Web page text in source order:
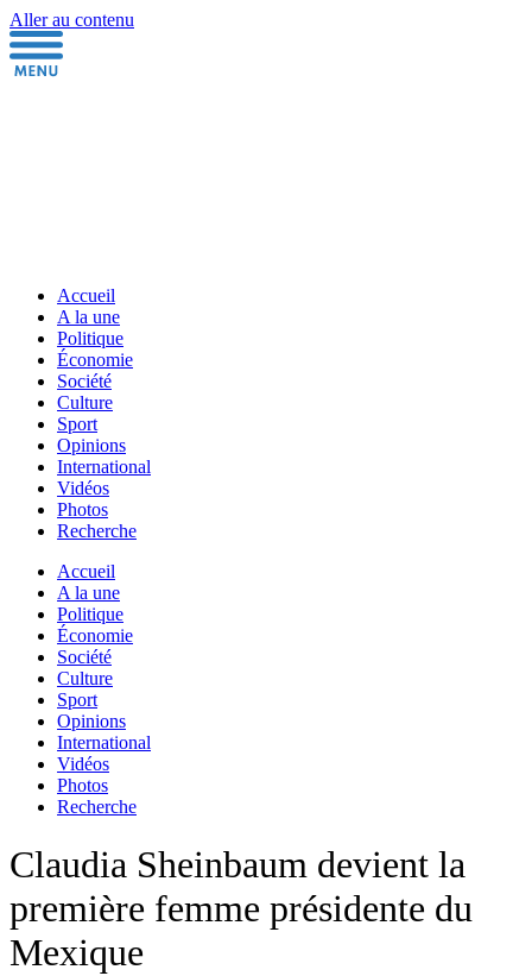
Aller au contenu
Accueil
A la une
Politique
Économie
Société
Culture
Sport
Opinions
International
Vidéos
Photos
Recherche
Accueil
A la une
Politique
Économie
Société
Culture
Sport
Opinions
International
Vidéos
Photos
Recherche
Claudia Sheinbaum devient la
première femme présidente du
Mexique